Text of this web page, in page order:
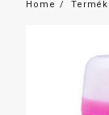
Home